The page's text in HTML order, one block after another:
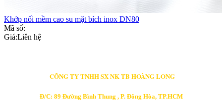
Khớp nối mềm cao su mặt bích inox DN80
Mã số:
Giá:Liên hệ
CÔNG TY TNHH SX NK TB HOÀNG LONG
Đ/C: 89 Đường Bình Thung , P. Đông Hòa, TP.HCM